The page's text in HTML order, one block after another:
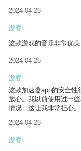
2024-04-26
游客
这款游戏的音乐非常优
2024-04-26
游客
这款加速器app的安全性
放心。我以前使用过一
情况，这让我非常担心。
2024-04-26
游客